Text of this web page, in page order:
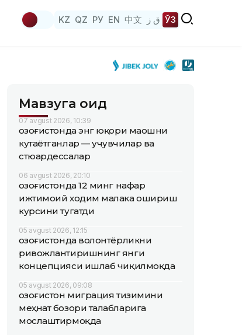
KZ QZ РУ EN 中文 ق ز ЎЗ
Мавзуга оид
07 avgust 2026, 10:39
Қозоғистонда энг юқори маошни
кутаётганлар — учувчилар ва
стюардессалар
06 avgust 2026, 20:10
Қозоғистонда 12 минг нафар
ижтимоий ходим малака ошириш
курсини тугатди
05 avgust 2026, 12:15
Қозоғистонда волонтёрликни
ривожлантиришнинг янги
концепцияси ишлаб чиқилмоқда
05 avgust 2026, 09:08
Қозоғистон миграция тизимини
меҳнат бозори талабларига
мослаштирмоқда